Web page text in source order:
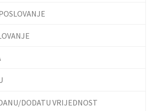
DODATU VRIJEDNOST